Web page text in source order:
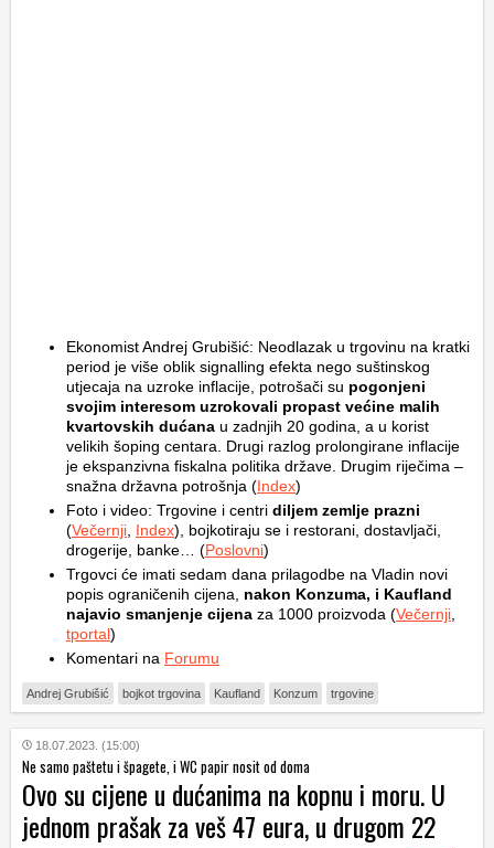
Ekonomist Andrej Grubišić: Neodlazak u trgovinu na kratki
period je više oblik signalling efekta nego suštinskog
utjecaja na uzroke inflacije, potrošači su pogonjeni
svojim interesom uzrokovali propast većine malih
kvartovskih dućana u zadnjih 20 godina, a u korist
velikih šoping centara. Drugi razlog prolongirane inflacije
je ekspanzivna fiskalna politika države. Drugim riječima –
snažna državna potrošnja (Index)
Foto i video: Trgovine i centri diljem zemlje prazni
(Večernji Index), bojkotiraju se i restorani, dostavljači,
drogerije, banke… (Poslovni)
Trgovci će imati sedam dana prilagodbe na Vladin novi
popis ograničenih cijena,
nakon Konzuma, i Kaufland
najavio smanjenje cijena za 1000 proizvoda (Večernji
tportal)
Komentari na Forumu
Andrej Grubišić bojkot trgovina Kaufland Konzum trgovine
18.07.2023. (15:00)
Ne samo paštetu i špagete, i WC papir nosit od doma
Ovo su cijene u dućanima na kopnu i moru. U
jednom prašak za veš 47 eura, u drugom 22